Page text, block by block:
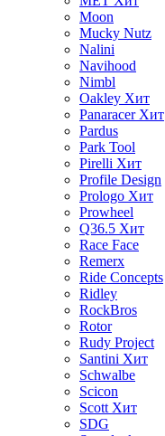
Moon
Mucky Nutz
Nalini
Navihood
Nimbl
Oakley Хит
Panaracer Хит
Pardus
Park Tool
Pirelli Хит
Profile Design
Prologo Хит
Prowheel
Q36.5 Хит
Race Face
Remerx
Ride Concepts
Ridley
RockBros
Rotor
Rudy Project
Santini Хит
Schwalbe
Scicon
Scott Хит
SDG